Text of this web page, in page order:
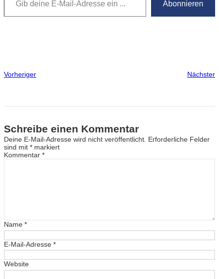
Abonnieren
Vorheriger Nächster
Schreibe einen Kommentar
Deine E-Mail-Adresse wird nicht veröffentlicht. Erforderliche Felder
sind mit * markiert
Kommentar *
Name *
E-Mail-Adresse *
Website